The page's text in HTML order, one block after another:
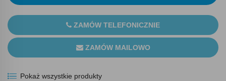
ZAMÓW TELEFONICZNIE
ZAMÓW MAILOWO
Pokaż wszystkie produkty